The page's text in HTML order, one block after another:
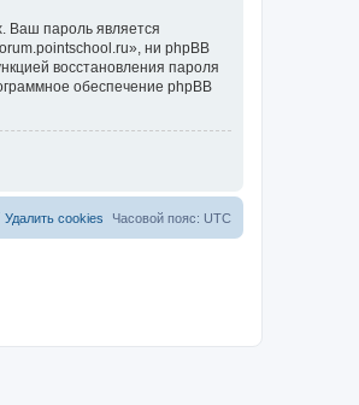
Ваш пароль является
ни phpBB
восстановления пароля
обеспечение phpBB
Часовой пояс: UTC
Удалить cookies